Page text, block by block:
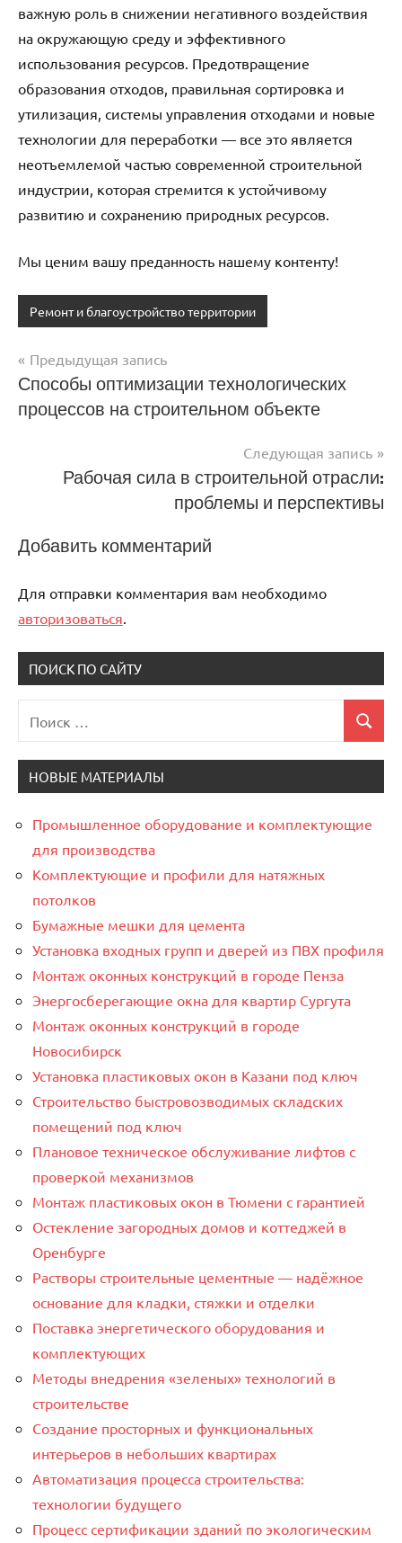
важную роль в снижении негативного воздействия
на окружающую среду и эффективного
использования ресурсов. Предотвращение
образования отходов, правильная сортировка и
утилизация, системы управления отходами и новые
технологии для переработки — все это является
неотъемлемой частью современной строительной
индустрии, которая стремится к устойчивому
развитию и сохранению природных ресурсов.
Мы ценим вашу преданность нашему контенту!
Ремонт и благоустройство территории
Навигация
по
Предыдущая запись
Способы оптимизации технологических
процессов на строительном объекте
Следующая запись
Рабочая сила в строительной отрасли:
проблемы и перспективы
Добавить комментарий
Для отправки комментария вам необходимо
авторизоваться.
ПОИСК ПО САЙТУ
для:
Поиск
НОВЫЕ МАТЕРИАЛЫ
Промышленное оборудование и комплектующие
для производства
Комплектующие и профили для натяжных
потолков
Бумажные мешки для цемента
Установка входных групп и дверей из ПВХ профиля
Монтаж оконных конструкций в городе Пенза
Энергосберегающие окна для квартир Сургута
Монтаж оконных конструкций в городе
Новосибирск
Установка пластиковых окон в Казани под ключ
Строительство быстровозводимых складских
помещений под ключ
Плановое техническое обслуживание лифтов с
проверкой механизмов
Монтаж пластиковых окон в Тюмени с гарантией
Остекление загородных домов и коттеджей в
Оренбурге
Растворы строительные цементные — надёжное
основание для кладки, стяжки и отделки
Поставка энергетического оборудования и
комплектующих
Методы внедрения «зеленых» технологий в
строительстве
Создание просторных и функциональных
интерьеров в небольших квартирах
Автоматизация процесса строительства:
технологии будущего
Процесс сертификации зданий по экологическим